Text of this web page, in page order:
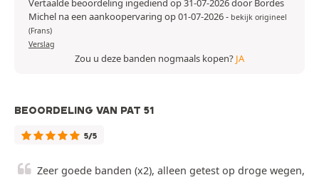
Vertaalde beoordeling ingediend op 31-07-2026 door Bordes
Michel na een aankoopervaring op 01-07-2026- bekijk origineel
(Frans)
Verslag
Zou u deze banden nogmaals kopen? JA
BEOORDELING VAN PAT 51
5/5
Zeer goede banden (x2), alleen getest op droge wegen,